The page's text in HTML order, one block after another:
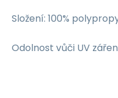
Složení: 100%
Odolnost vůči UV